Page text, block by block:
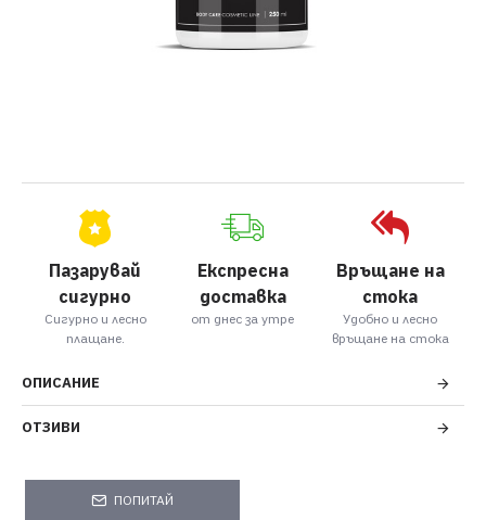
Пазарувай
сигурно
Сигурно и лесно
плащане.
Експресна
доставка
от днес за утре
Връщане на
стока
Удобно и лесно
връщане на стока
ОПИСАНИЕ
ОТЗИВИ
ПОПИТАЙ